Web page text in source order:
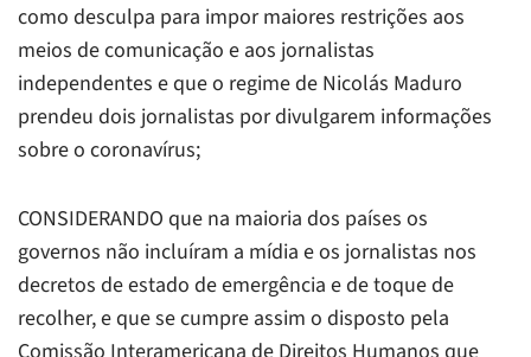
como desculpa para impor maiores restrições aos
meios de comunicação e aos jornalistas
independentes e que o regime de Nicolás Maduro
prendeu dois jornalistas por divulgarem informações
sobre o coronavírus;
CONSIDERANDO que na maioria dos países os
governos não incluíram a mídia e os jornalistas nos
decretos de estado de emergência e de toque de
recolher, e que se cumpre assim o disposto pela